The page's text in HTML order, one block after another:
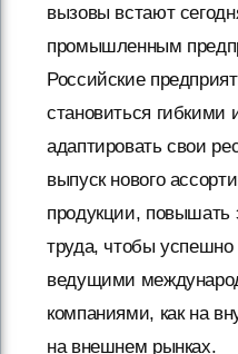
вызовы встают
промышленным
Российские
становиться гибкими
адаптировать свои
выпуск нового
продукции, повышать
труда, чтобы успешно
ведущими
компаниями, как на
на внешнем рынках.